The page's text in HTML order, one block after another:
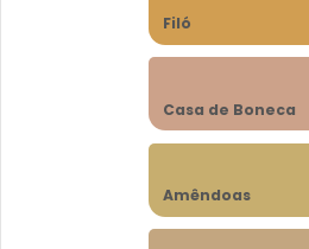
Filó
Casa de Boneca
Amêndoas